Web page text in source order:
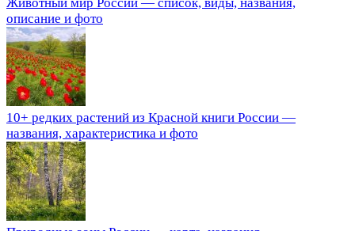
Животный мир России — список, виды, названия,
описание и фото
10+ редких растений из Красной книги России —
названия, характеристика и фото